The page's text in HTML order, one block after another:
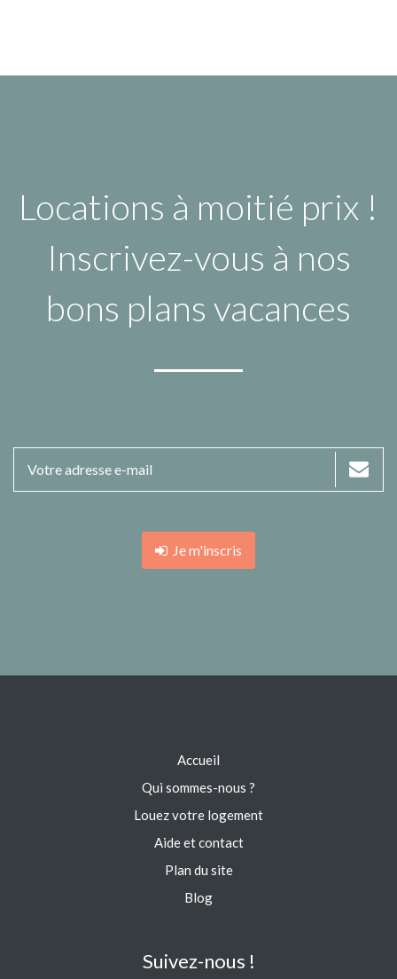
Locations à moitié prix !
Inscrivez-vous à nos
bons plans vacances
Je m'inscris
Accueil
Qui sommes-nous ?
Louez votre logement
Aide et contact
Plan du site
Blog
Suivez-nous !